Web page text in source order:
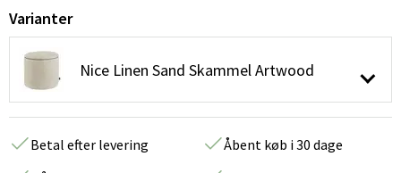
Varianter
Nice Linen Sand Skammel Artwood
Betal efter levering
Åbent køb i 30 dage